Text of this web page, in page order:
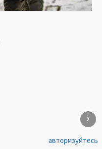
›
авторизуйтесь